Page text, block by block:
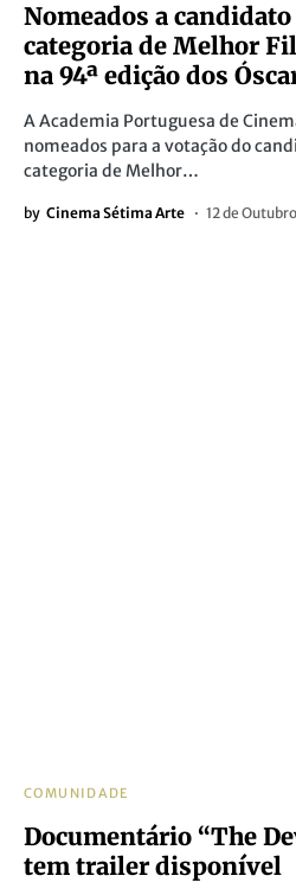
Nomeados a
categoria de Melhor
na 94ª edição dos
A Academia Portuguesa de
nomeados para a votação do
categoria de Melhor…
by Cinema Sétima Arte 12 de
COMUNIDADE
Documentário “The
tem trailer disponível